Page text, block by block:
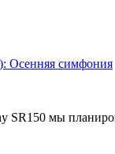
Осенняя симфония
SR150 мы